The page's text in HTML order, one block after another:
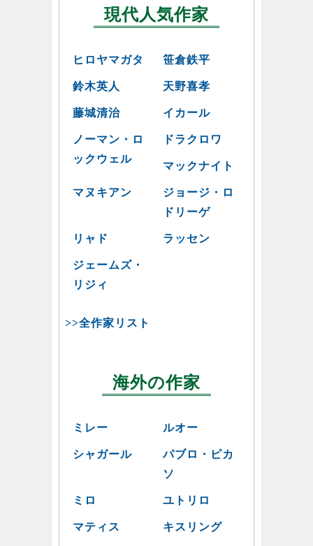
現代人気作家
ヒロヤマガタ 笹倉鉄平
鈴木英人 天野喜孝
藤城清治 イカール
ノーマン・ロ
ックウェル
ドラクロワ
マックナイト
マヌキアン
ジョージ・ロ
ドリーゲ
リャド ラッセン
ジェームズ・
リジィ
>>全作家リスト
海外の作家
ミレー ルオー
シャガール
パブロ・ピカ
ソ
ミロ ユトリロ
マティス キスリング